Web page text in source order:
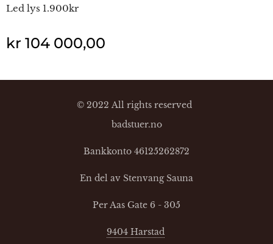
Led lys 1.900kr
kr 104 000,00
© 2022 All rights reserved
badstuer.no
Bankkonto 46125262872
En del av Stenvang Sauna
Per Aas Gate 6 - 305
9404 Harstad